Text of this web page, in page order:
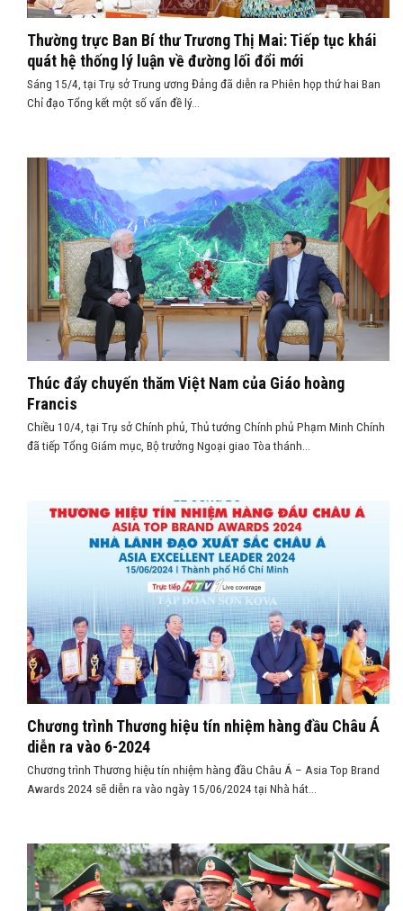
Thường trực Ban Bí thư Trương Thị Mai: Tiếp tục khái
quát hệ thống lý luận về đường lối đổi mới
Sáng 15/4, tại Trụ sở Trung ương Đảng đã diễn ra Phiên họp thứ hai Ban
Chỉ đạo Tổng kết một số vấn đề lý...
Thúc đẩy chuyến thăm Việt Nam của Giáo hoàng
Francis
Chiều 10/4, tại Trụ sở Chính phủ, Thủ tướng Chính phủ Phạm Minh Chính
đã tiếp Tổng Giám mục, Bộ trưởng Ngoại giao Tòa thánh...
Chương trình Thương hiệu tín nhiệm hàng đầu Châu Á
diễn ra vào 6-2024
Chương trình Thương hiệu tín nhiệm hàng đầu Châu Á – Asia Top Brand
Awards 2024 sẽ diễn ra vào ngày 15/06/2024 tại Nhà hát...